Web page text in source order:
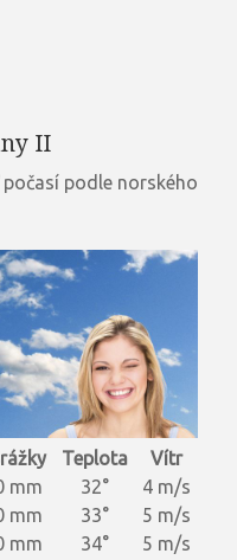
II
podle norského
Teplota
Vítr
mm 32°
4 m/s
mm 33°
5 m/s
mm 34°
5 m/s